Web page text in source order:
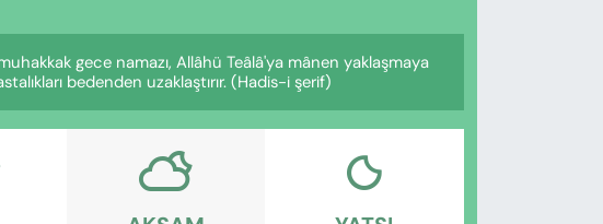
gece namazı, Allâhü Teâlâ'ya mânen yaklaşmaya
bedenden uzaklaştırır. (Hadis-i şerif)